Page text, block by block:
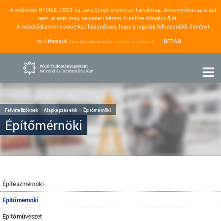
A weboldal HTML5, CSS3 és JavaScript elemeket tartalmaz. Amennyiben az oldal
nem jelenik meg helyesen kérem frissítse böngészőjét.
A weboldalunkon cookie-kat használunk, hogy a legjobb felhasználói élményt
nyújthassuk. További információk a cookie kezelésről BEZÁR
Felvételizőknek Alapképzéseink Építőmérnöki
Építőmérnöki
Építészmérnöki
Építőmérnöki
Építőművészet